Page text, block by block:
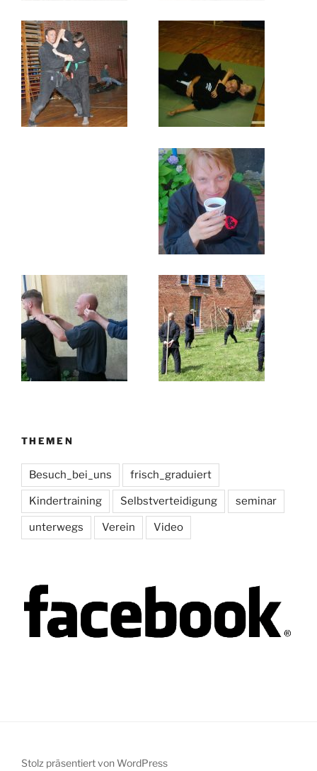
THEMEN
Besuch_bei_uns frisch_graduiert
Kindertraining Selbstverteidigung seminar
unterwegs Verein Video
Stolz präsentiert von WordPress